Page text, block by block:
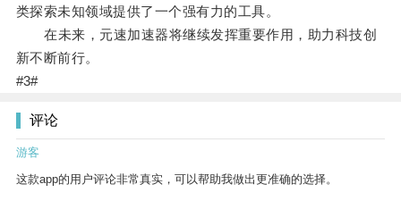
类探索未知领域提供了一个强有力的工具。
在未来，元速加速器将继续发挥重要作用，助力科技创
新不断前行。
#3#
评论
游客
这款app的用户评论非常真实，可以帮助我做出更准确的选择。